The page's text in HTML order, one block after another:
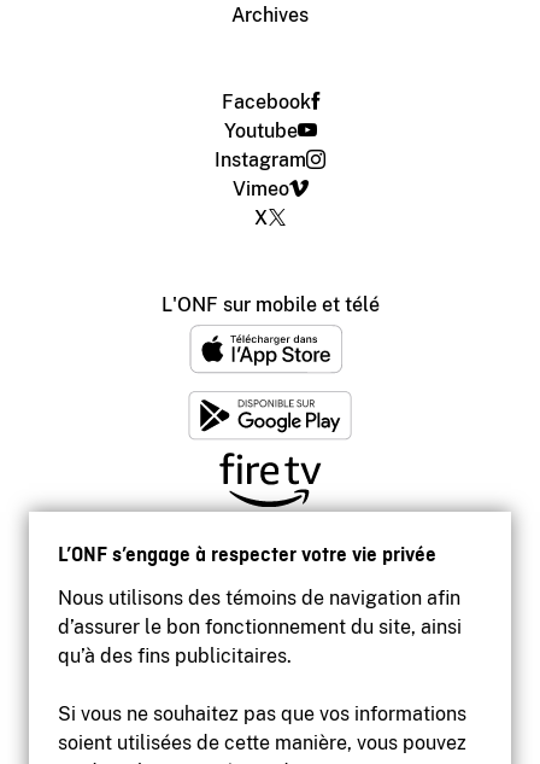
L’ONF s’engage à respecter votre vie privée
Nous utilisons des témoins de navigation afin
d’assurer le bon fonctionnement du site, ainsi
qu’à des fins publicitaires.
Si vous ne souhaitez pas que vos informations
soient utilisées de cette manière, vous pouvez
Archives
Facebook
Youtube
Instagram
Vimeo
X
L'ONF sur mobile et télé